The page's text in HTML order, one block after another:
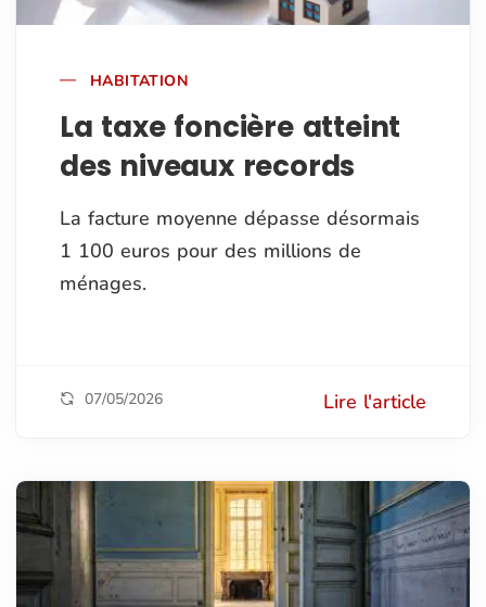
HABITATION
La taxe foncière atteint
des niveaux records
La facture moyenne dépasse désormais
1 100 euros pour des millions de
ménages.
07/05/2026 Lire l'article